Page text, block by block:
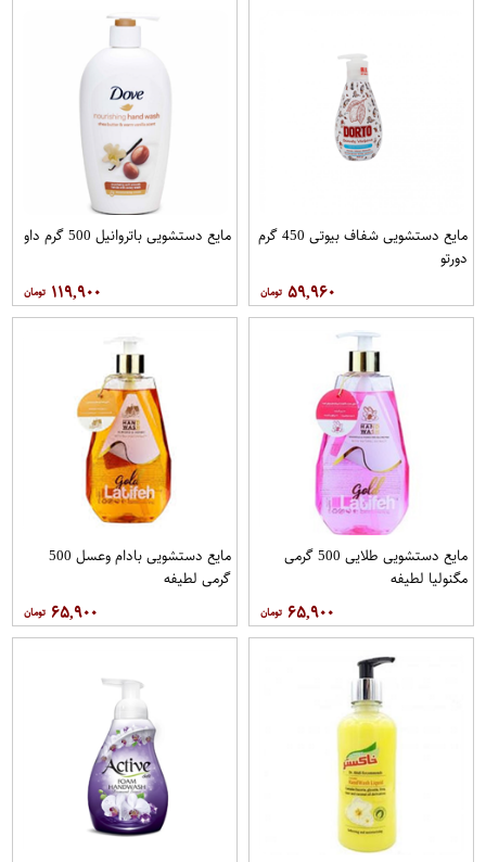
مایع دستشویی شفاف بیوتی 450 گرم
دورتو
۵۹,۹۶۰
مایع دستشویی باتروانیل 500 گرم داو
۱۱۹,۹۰۰
مایع دستشویی طلایی 500 گرمی
مگنولیا لطیفه
۶۵,۹۰۰
مایع دستشویی بادام وعسل 500
گرمی لطیفه
۶۵,۹۰۰